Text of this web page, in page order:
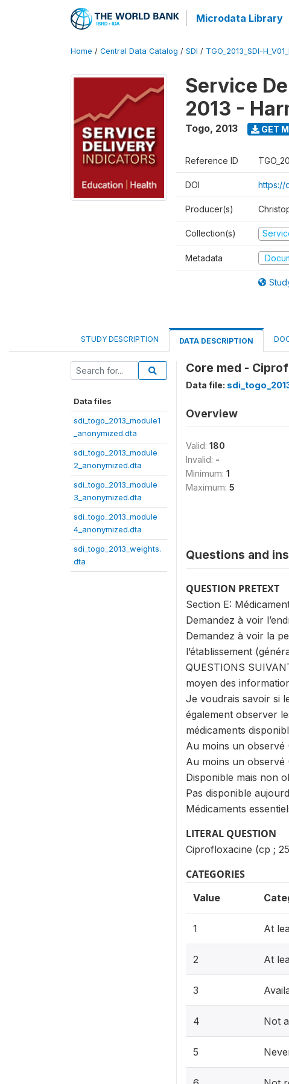
Microdata Library
Home / Central Data Catalog / SDI / TGO_2013_SDI-
Service
2013 -
Togo, 2013 GET
Reference ID
DOI https://
Producer(s)
Collection(s)
Metadata
STUDY DESCRIPTION DATA DESCRIPTION
Data files
sdi_togo_2013_module1
_anonymized.dta
sdi_togo_2013_module
2_anonymized.dta
sdi_togo_2013_module
3_anonymized.dta
sdi_togo_2013_module
4_anonymized.dta
sdi_togo_2013_weights.
dta
Core med -
Data file:
Overview
Valid: 180
Invalid: -
Minimum: 1
Maximum: 5
Questions and
QUESTION PRETEXT
Section E:
Demandez à voir
Demandez à voir la
l’établissement
QUESTIONS
moyen des
Je voudrais savoir si
également observer
médicaments
Au moins un observé
Au moins un observé
Disponible mais non
Pas disponible
Médicaments
LITERAL QUESTION
Ciprofloxacine (cp ;
CATEGORIES
Value
1 At
2 At
3
4 Not
5